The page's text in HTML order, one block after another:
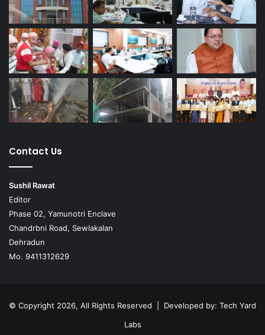
Contact Us
Sushil Rawat
Editor
Phase 02, Yamunotri Enclave
Chandrbni Road, Sewlakalan
Dehradun
Mo. 9411312629
© Copyright 2026, All Rights Reserved | Developed by: Tech Yard
Labs